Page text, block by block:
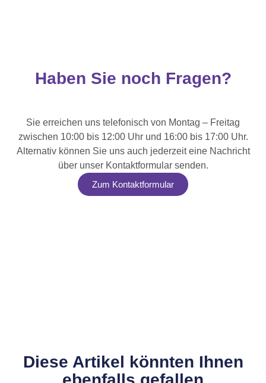
Haben Sie noch Fragen?
Sie erreichen uns telefonisch von Montag – Freitag
zwischen 10:00 bis 12:00 Uhr und 16:00 bis 17:00 Uhr.
Alternativ können Sie uns auch jederzeit eine Nachricht
über unser Kontaktformular senden.
Zum Kontaktformular
Diese Artikel könnten Ihnen